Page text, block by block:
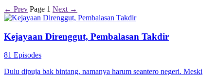
← Prev Page 1 Next →
Kejayaan Direnggut, Pembalasan Takdir
81 Episodes
Dulu dipuja bak bintang, namanya harum seantero negeri. Meski